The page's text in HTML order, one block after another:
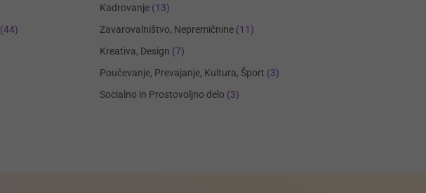
(44)
Kadrovanje (13)
Zavarovalništvo, Nepremičnine (11)
Kreativa, Design (7)
Poučevanje, Prevajanje, Kultura, Šport (3)
Socialno in Prostovoljno delo (3)